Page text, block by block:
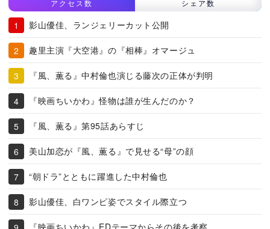
アクセス数 シェア数
影山優佳、ランジェリーカット公開
趣里主演『大空港』の『相棒』オマージュ
『風、薫る』中村倫也演じる藤次の正体が判明
『映画ちいかわ』怪物は誰が生んだのか？
『風、薫る』第95話あらすじ
美山加恋が『風、薫る』で見せる“母”の顔
“朝ドラ”とともに躍進した中村倫也
影山優佳、白ワンピ姿でスタイル際立つ